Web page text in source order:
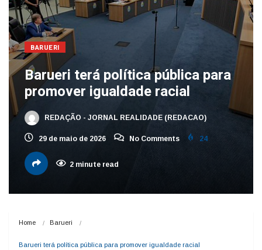
BARUERI
Barueri terá política pública para
promover igualdade racial
REDAÇÃO - JORNAL REALIDADE (REDACAO)
29 de maio de 2026 No Comments 24
2 minute read
Home Barueri
Barueri terá política pública para promover igualdade racial